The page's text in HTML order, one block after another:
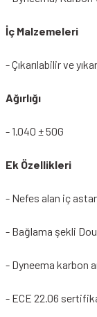
İç Malzemeleri
- Çıkarılabilir ve
Ağırlığı
- 1.040 ± 50G
Ek Özellikleri
- Nefes alan iç
- Bağlama şekli
- Dyneema karbon
- ECE 22.06